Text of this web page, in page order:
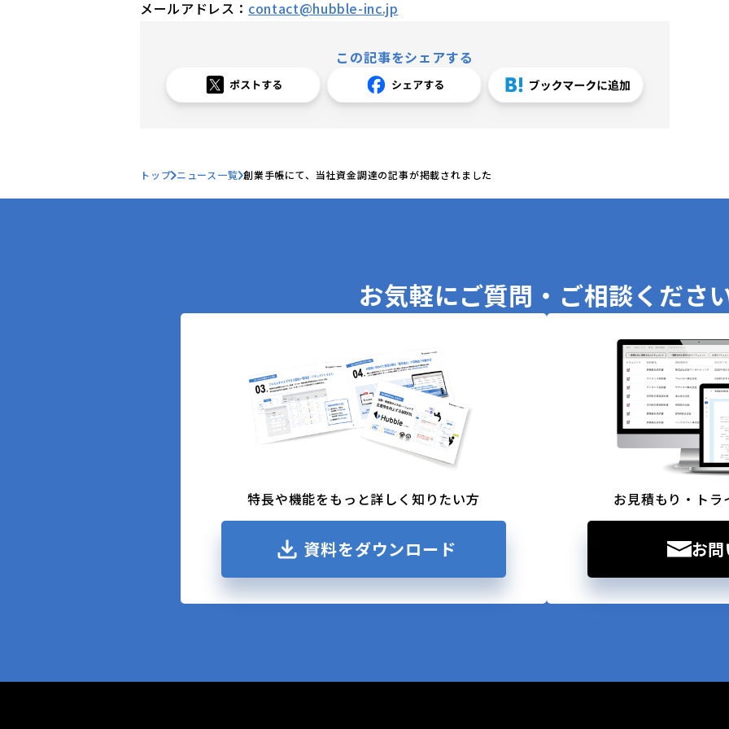
メールアドレス： contact@hubble-inc.jp
この記事をシェアする
トップ ニュース一覧 創業手帳にて、当社資金調達の記事が掲載されました
お気軽にご質問・ご相談くださ
特長や機能をもっと詳しく知りたい方
資料をダウンロード
お見積もり・ト
お